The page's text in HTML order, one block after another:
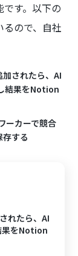
す。以下の
ので、自社
されたら、AI
結果をNotion
ーカーで競合
する
れたら、AI
果をNotion